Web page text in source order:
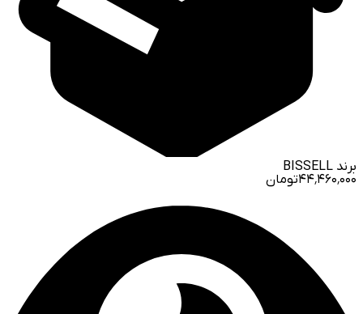
برند BISSELL
۴۴٬۴۶۰٬۰۰۰تومان